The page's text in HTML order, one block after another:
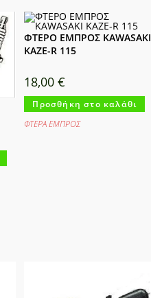
ΦΤΕΡΟ ΕΜΠΡΟΣ KAWASAKI
KAZE-R 115
18,00€
Προσθήκη στο καλάθι
ΦΤΕΡΑ ΕΜΠΡΟΣ